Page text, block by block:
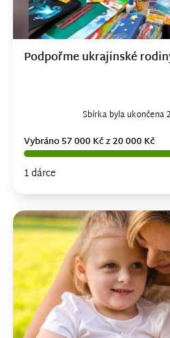
Podpořme ukrajinské
Sbírka byla ukončena
1 dárce
Vybráno 57 000 Kč z 20 000 Kč